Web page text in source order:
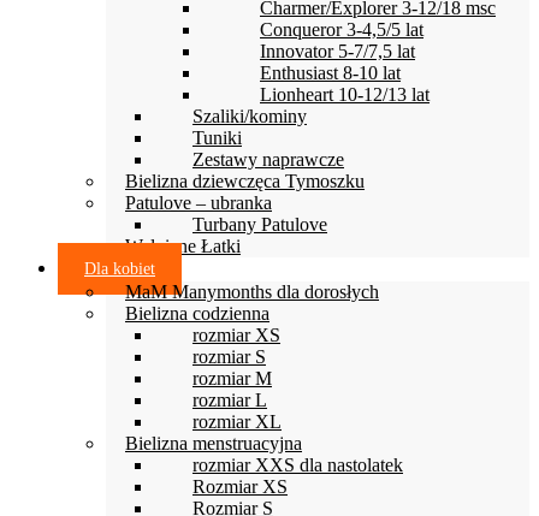
Charmer/Explorer 3-12/18 msc
Conqueror 3-4,5/5 lat
Innovator 5-7/7,5 lat
Enthusiast 8-10 lat
Lionheart 10-12/13 lat
Szaliki/kominy
Tuniki
Zestawy naprawcze
Bielizna dziewczęca Tymoszku
Patulove – ubranka
Turbany Patulove
Wełniane Łatki
Dla kobiet
MaM Manymonths dla dorosłych
Bielizna codzienna
rozmiar XS
rozmiar S
rozmiar M
rozmiar L
rozmiar XL
Bielizna menstruacyjna
rozmiar XXS dla nastolatek
Rozmiar XS
Rozmiar S